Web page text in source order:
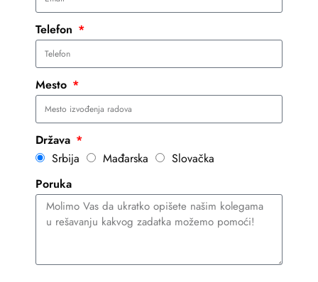
Telefon
Mesto
Država
Srbija
Mađarska
Slovačka
Poruka